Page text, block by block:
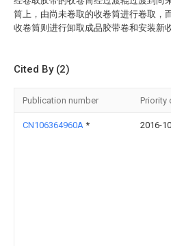
筒上，由尚未卷取的收卷筒进行卷取，
收卷筒则进行卸取成品胶带卷和安装新
Cited By (2)
Publication number Priority
CN106364960A * 2016-